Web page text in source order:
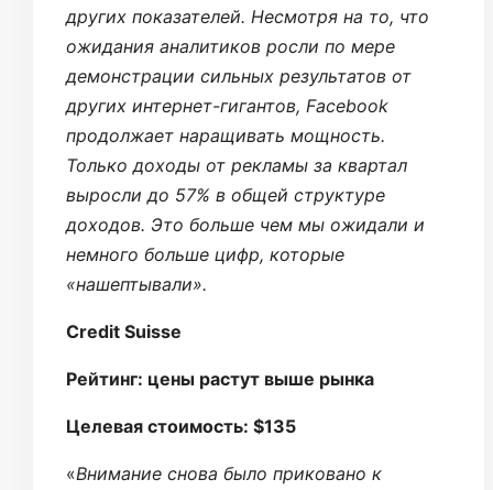
других показателей. Несмотря на то, что
ожидания аналитиков росли по мере
демонстрации сильных результатов от
других интернет-гигантов, Facebook
продолжает наращивать мощность.
Только доходы от рекламы за квартал
выросли до 57% в общей структуре
доходов. Это больше чем мы ожидали и
немного больше цифр, которые
«нашептывали».
Credit Suisse
Рейтинг: цены растут выше рынка
Целевая стоимость: $135
«Внимание снова было приковано к